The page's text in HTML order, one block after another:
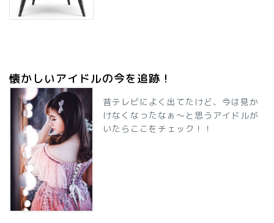
懐かしいアイドルの今を追跡！
昔テレビによく出てたけど、今は見か
けなくなったなぁ～と思うアイドルが
いたらここをチェック！！